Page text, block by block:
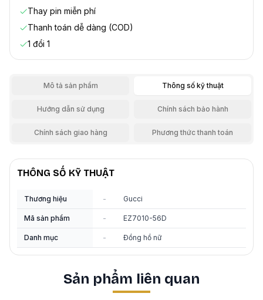
Thay pin miễn phí
Thanh toán dễ dàng (COD)
1 đổi 1
Mô tả sản phẩm Thông số kỹ thuật
Hướng dẫn sử dụng Chính sách bảo hành
Chính sách giao hàng Phương thức thanh toán
THÔNG SỐ KỸ THUẬT
Thương hiệu - Gucci
Mã sản phẩm - EZ7010-56D
Danh mục - Đồng hồ nữ
Sản phẩm liên quan